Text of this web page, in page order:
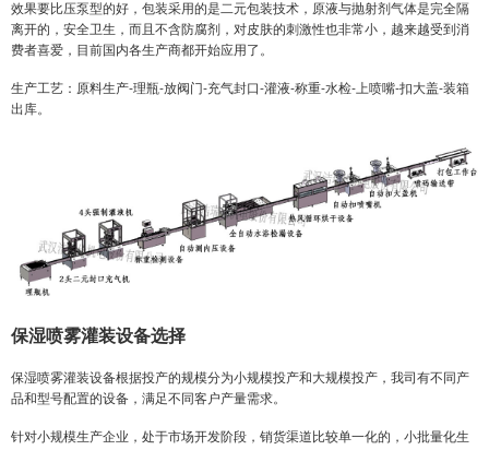
效果要比压泵型的好，包装采用的是二元包装技术，原液与抛射剂气体是完全隔
离开的，安全卫生，而且不含防腐剂，对皮肤的刺激性也非常小，越来越受到消
费者喜爱，目前国内各生产商都开始应用了。
生产工艺：原料生产-理瓶-放阀门-充气封口-灌液-称重-水检-上喷嘴-扣大盖-装箱
出库。
保湿喷雾灌装设备选择
保湿喷雾灌装设备根据投产的规模分为小规模投产和大规模投产，我司有不同产
品和型号配置的设备，满足不同客户产量需求。
针对小规模生产企业，处于市场开发阶段，销货渠道比较单一化的，小批量化生